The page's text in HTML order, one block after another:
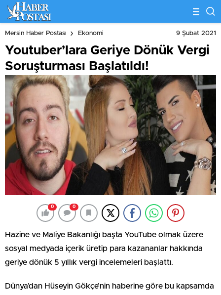
Mersin Haber Postası Ekonomi 9 Şubat 2021
Youtuber’lara Geriye Dönük Vergi
Soruşturması Başlatıldı!
0 0
Hazine ve Maliye Bakanlığı başta YouTube olmak üzere
sosyal medyada içerik üretip para kazananlar hakkında
geriye dönük 5 yıllık vergi incelemeleri başlattı.
Dünya’dan Hüseyin Gökçe’nin haberine göre bu kapsamda